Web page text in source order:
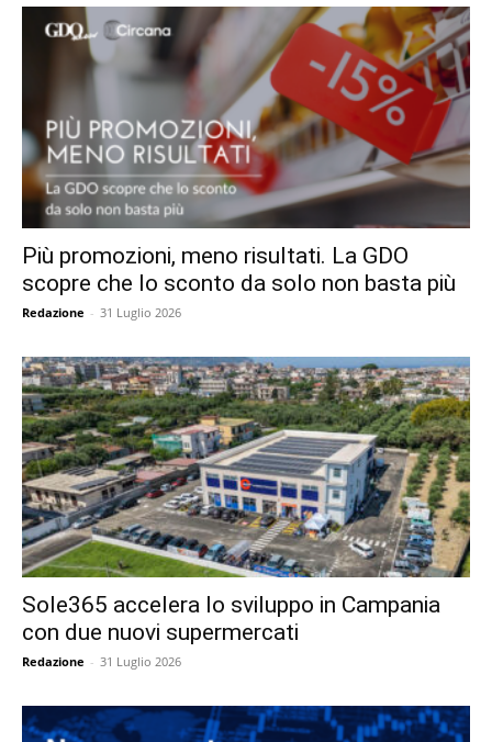
Più promozioni, meno risultati. La GDO
scopre che lo sconto da solo non basta più
Redazione - 31 Luglio 2026
Sole365 accelera lo sviluppo in Campania
con due nuovi supermercati
Redazione - 31 Luglio 2026